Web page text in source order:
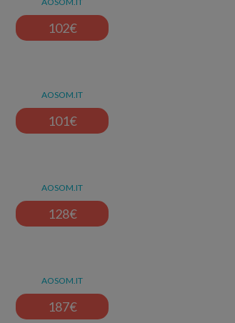
102€
AOSOM.IT
101€
AOSOM.IT
128€
AOSOM.IT
187€